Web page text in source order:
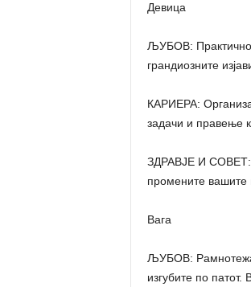
Девица
ЉУБОВ:
грандиозните
КАРИЕРА:
задачи и правење
ЗДРАВЈЕ И СОВЕТ:
промените вашите
Вага
ЉУБОВ:
изгубите по